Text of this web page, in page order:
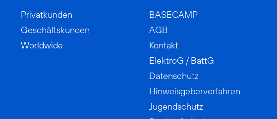
Privatkunden
Geschäftskunden
Worldwide
BASECAMP
AGB
Kontakt
ElektroG / BattG
Datenschutz
Hinweisgeberverfahren
Jugendschutz